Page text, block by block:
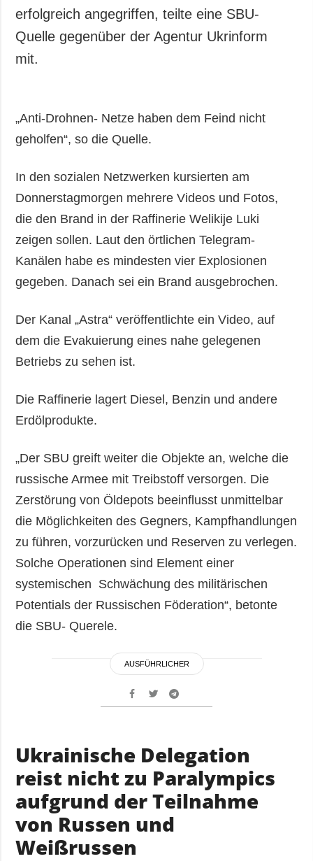
erfolgreich angegriffen, teilte eine SBU-
Quelle gegenüber der Agentur Ukrinform
mit.
„Anti-Drohnen- Netze haben dem Feind nicht
geholfen“, so die Quelle.
In den sozialen Netzwerken kursierten am
Donnerstagmorgen mehrere Videos und Fotos,
die den Brand in der Raffinerie Welikije Luki
zeigen sollen. Laut den örtlichen Telegram-
Kanälen habe es mindesten vier Explosionen
gegeben. Danach sei ein Brand ausgebrochen.
Der Kanal „Astra“ veröffentlichte ein Video, auf
dem die Evakuierung eines nahe gelegenen
Betriebs zu sehen ist.
Die Raffinerie lagert Diesel, Benzin und andere
Erdölprodukte.
„Der SBU greift weiter die Objekte an, welche die
russische Armee mit Treibstoff versorgen. Die
Zerstörung von Öldepots beeinflusst unmittelbar
die Möglichkeiten des Gegners, Kampfhandlungen
zu führen, vorzurücken und Reserven zu verlegen.
Solche Operationen sind Element einer
systemischen Schwächung des militärischen
Potentials der Russischen Föderation“, betonte
die SBU- Querele.
AUSFÜHRLICHER
Ukrainische Delegation
reist nicht zu Paralympics
aufgrund der Teilnahme
von Russen und
Weißrussen